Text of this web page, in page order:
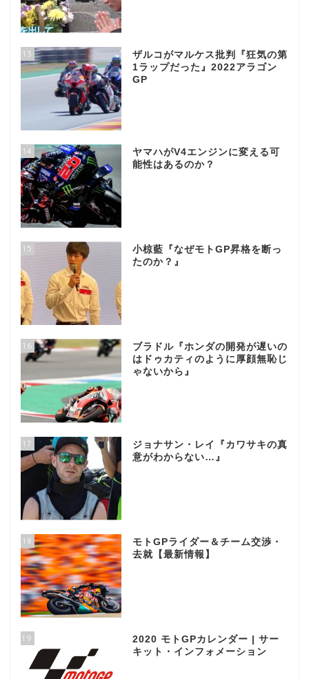
13
ザルコがマルケス批判『狂気の第
1ラップだった』2022アラゴン
GP
14
ヤマハがV4エンジンに変える可
能性はあるのか？
15
小椋藍『なぜモトGP昇格を断っ
たのか？』
16
ブラドル『ホンダの開発が遅いの
はドゥカティのように厚顔無恥じ
ゃないから』
17
ジョナサン・レイ『カワサキの真
意がわからない…』
18
モトGPライダー＆チーム交渉・
去就【最新情報】
19
2020 モトGPカレンダー | サー
キット・インフォメーション